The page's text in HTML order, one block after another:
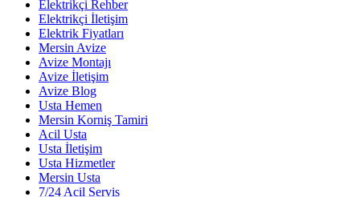
Elektrikçi Rehber
Elektrikçi İletişim
Elektrik Fiyatları
Mersin Avize
Avize Montajı
Avize İletişim
Avize Blog
Usta Hemen
Mersin Korniş Tamiri
Acil Usta
Usta İletişim
Usta Hizmetler
Mersin Usta
7/24 Acil Servis